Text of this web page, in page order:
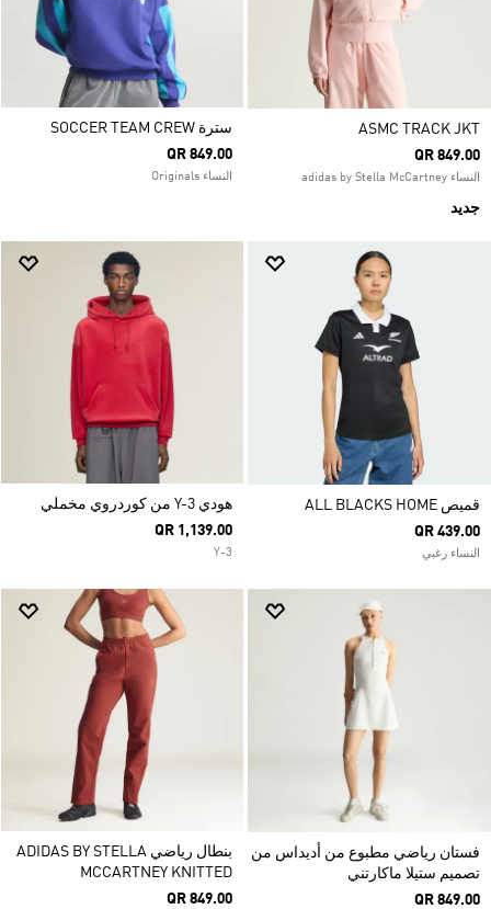
ASMC TRACK JKT
QR 849.00
النساء adidas by Stella McCartney
جديد
سترة SOCCER TEAM CREW
QR 849.00
النساء Originals
قميص ALL BLACKS HOME
QR 439.00
النساء رغبي
هودي Y-3 من كوردروي مخملي
QR 1,139.00
Y-3
فستان رياضي مطبوع من أديداس من
تصميم ستيلا ماكارتني
QR 849.00
بنطال رياضي ADIDAS BY STELLA
MCCARTNEY KNITTED
QR 849.00